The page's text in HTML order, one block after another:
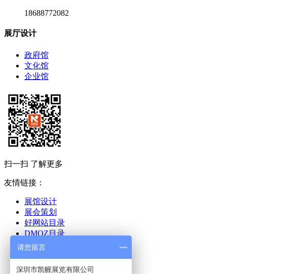
18688772082
展厅设计
政府馆
文化馆
企业馆
扫一扫 了解更多
友情链接：
展馆设计
展会策划
好网站目录
DMOZ目录
深圳活动策划
展厅设计
请您留言
深圳市凯幄展览有限公司